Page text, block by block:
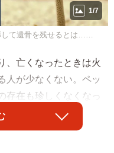
1/7
して遺骨を残せるとは……
、亡くなったときは火
人が少なくない。ペッ
存在も珍しくなくなっ
火葬する際に骨ごと燃
ラブルが起こり得る。